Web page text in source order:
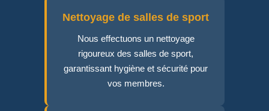
Nettoyage de salles de sport
Nous effectuons un nettoyage
rigoureux des salles de sport,
garantissant hygiène et sécurité pour
vos membres.